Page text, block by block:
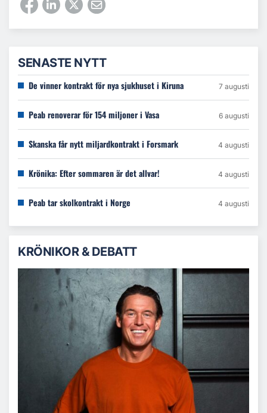
SENASTE NYTT
De vinner kontrakt för nya sjukhuset i Kiruna 7 augusti
Peab renoverar för 154 miljoner i Vasa 6 augusti
Skanska får nytt miljardkontrakt i Forsmark 4 augusti
Krönika: Efter sommaren är det allvar! 4 augusti
Peab tar skolkontrakt i Norge 4 augusti
KRÖNIKOR & DEBATT